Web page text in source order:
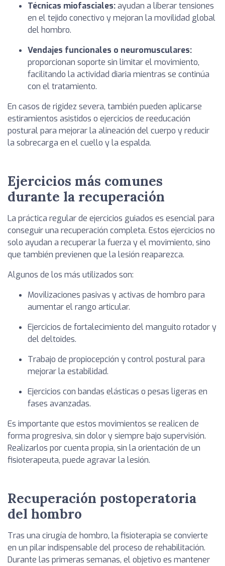
Técnicas miofasciales:ayudan a liberar tensiones
en el tejido conectivo y mejoran la movilidad global
del hombro.
Vendajes funcionales o neuromusculares:
proporcionan soporte sin limitar el movimiento,
facilitando la actividad diaria mientras se continúa
con el tratamiento.
En casos de rigidez severa, también pueden aplicarse
estiramientos asistidos o ejercicios de reeducación
postural para mejorar la alineación del cuerpo y reducir
la sobrecarga en el cuello y la espalda.
Ejercicios más comunes
durante la recuperación
La práctica regular de ejercicios guiados es esencial para
conseguir una recuperación completa. Estos ejercicios no
solo ayudan a recuperar la fuerza y el movimiento, sino
que también previenen que la lesión reaparezca.
Algunos de los más utilizados son:
Movilizaciones pasivas y activas de hombro para
aumentar el rango articular.
Ejercicios de fortalecimiento del manguito rotador y
del deltoides.
Trabajo de propiocepción y control postural para
mejorar la estabilidad.
Ejercicios con bandas elásticas o pesas ligeras en
fases avanzadas.
Es importante que estos movimientos se realicen de
forma progresiva, sin dolor y siempre bajo supervisión.
Realizarlos por cuenta propia, sin la orientación de un
fisioterapeuta, puede agravar la lesión.
Recuperación postoperatoria
del hombro
Tras una cirugía de hombro, la fisioterapia se convierte
en un pilar indispensable del proceso de rehabilitación.
Durante las primeras semanas, el objetivo es mantener